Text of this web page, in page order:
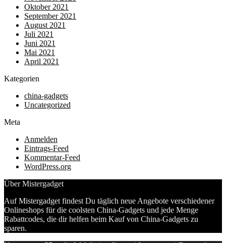
Oktober 2021
September 2021
August 2021
Juli 2021
Juni 2021
Mai 2021
April 2021
Kategorien
china-gadgets
Uncategorized
Meta
Anmelden
Eintrags-Feed
Kommentar-Feed
WordPress.org
Über Mistergadget
Auf Mistergadget findest Du täglich neue Angebote verschiedener
Onlineshops für die coolsten China-Gadgets und jede Menge
Rabattcodes, die dir helfen beim Kauf von China-Gadgets zu
sparen.